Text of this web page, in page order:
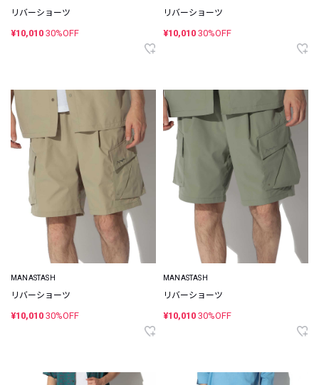
リバーショーツ
¥10,010 30%OFF
リバーショーツ
¥10,010 30%OFF
MANASTASH
リバーショーツ
¥10,010 30%OFF
MANASTASH
リバーショーツ
¥10,010 30%OFF